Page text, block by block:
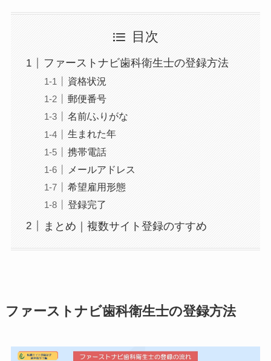
目次
ファーストナビ歯科衛生士の登録方法
資格状況
郵便番号
名前/ふりがな
生まれた年
携帯電話
メールアドレス
希望雇用形態
登録完了
まとめ｜複数サイト登録のすすめ
ファーストナビ歯科衛生士の登録方法